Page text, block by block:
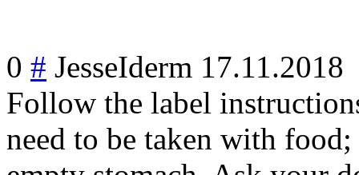
0 # JesseIderm 17.11.2018
Follow the label
need to be taken with